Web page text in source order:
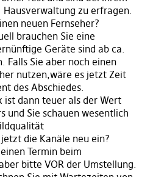
zu erfragen.
neuen Fernseher?
brauchen Sie eine
Geräte sind ab ca.
Falls Sie aber noch einen
nutzen,wäre es jetzt Zeit
des Abschiedes.
ist dann teuer als der Wert
und Sie schauen wesentlich
die Kanäle neu ein?
Termin beim
bitte VOR der Umstellung.